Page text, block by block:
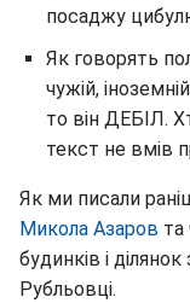
посаджу
Як говорять
чужій,
то він ДЕБІЛ.
текст не вмів
Як ми писали
Микола Азаров та
будинків і
Рубльовці.